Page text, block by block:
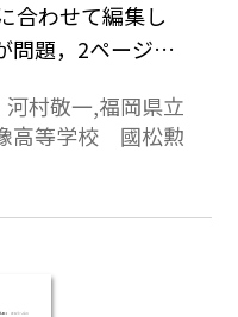
合わせて編集し
問題，2ページ目
村敬一,福岡県立
高等学校 國松勲